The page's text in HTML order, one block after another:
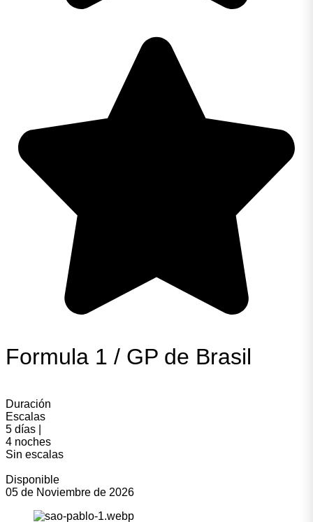
Formula 1 / GP de Brasil
Duración
Escalas
5 días |
4 noches
Sin escalas
Disponible
05 de Noviembre de 2026